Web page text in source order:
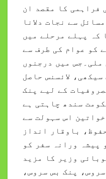
فراہمی کا مقصد ان
سے نجات دلانا
کہ پہلے مرحلے میں
کو عوام کی طرف سے
میں درجنوں
لائسنس حاصل
کے لیے پنک
سندھ چاہتی ہے
اس سہولت سے
باوقار انداز
پیشہ ورانہ سفر کو
وزیر کا مزید
پنک بس سروس،